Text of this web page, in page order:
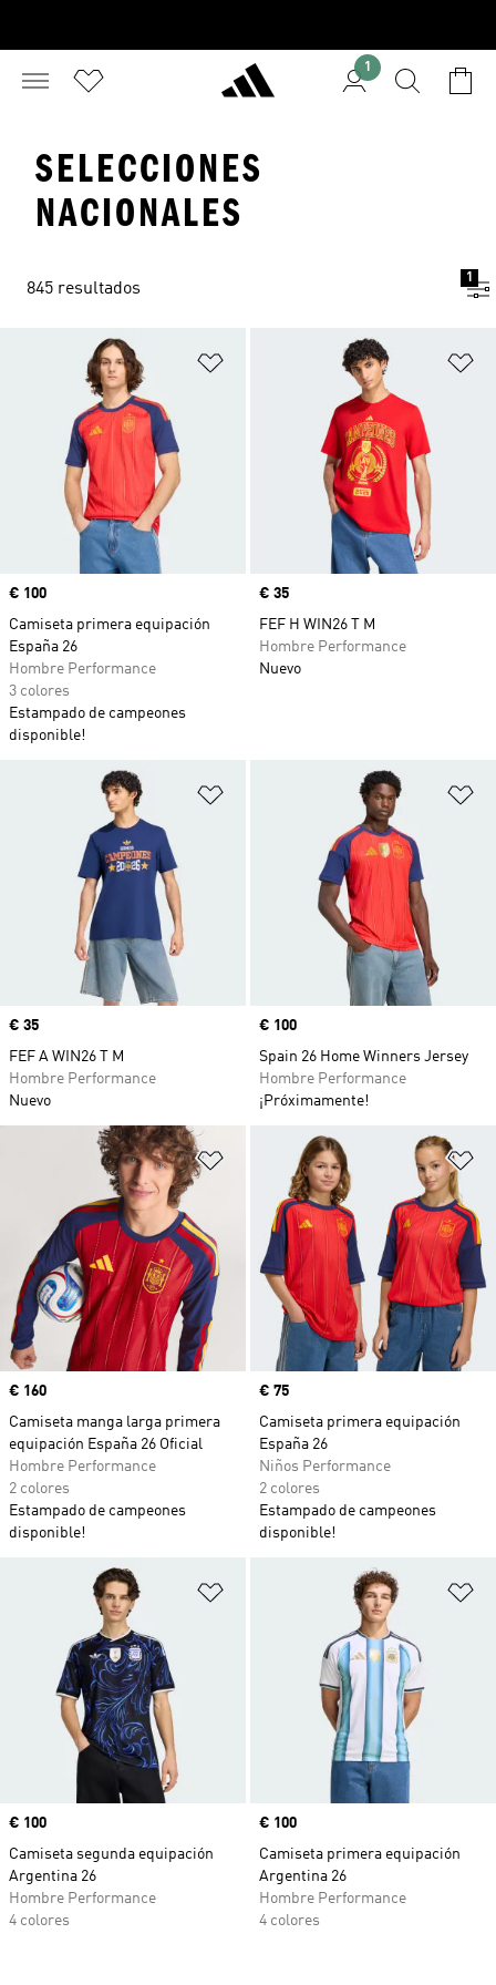
1
SELECCIONES
NACIONALES
845 resultados
1
Añadir a la lista de deseos
Precio
€ 100
Camiseta primera equipación
España 26
Hombre Performance
3 colores
Estampado de campeones
disponible!
Precio
€ 35
FEF H WIN26 T M
Hombre Performance
Nuevo
Añadir a la lista de deseos
Precio
€ 35
FEF A WIN26 T M
Hombre Performance
Nuevo
Precio
€ 100
Spain 26 Home Winners Jersey
Hombre Performance
¡Próximamente!
Añadir a la lista de deseos
Precio
€ 160
Camiseta manga larga primera
equipación España 26 Oficial
Hombre Performance
2 colores
Estampado de campeones
disponible!
Precio
€ 75
Camiseta primera equipación
España 26
Niños Performance
2 colores
Estampado de campeones
disponible!
Añadir a la lista de deseos
Precio
€ 100
Camiseta segunda equipación
Argentina 26
Hombre Performance
4 colores
Precio
€ 100
Camiseta primera equipación
Argentina 26
Hombre Performance
4 colores